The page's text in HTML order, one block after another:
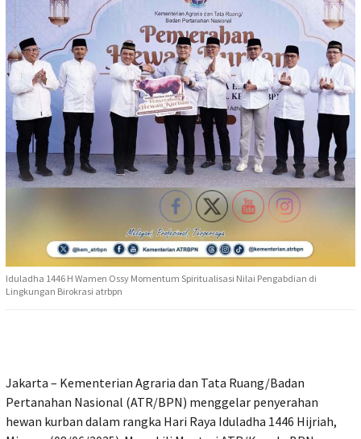
Iduladha 1446 H Wamen Ossy Momentum Spiritualisasi Nilai Pengabdian di
Lingkungan Birokrasi atrbpn
Jakarta – Kementerian Agraria dan Tata Ruang/Badan
Pertanahan Nasional (ATR/BPN) menggelar penyerahan
hewan kurban dalam rangka Hari Raya Iduladha 1446 Hijriah,